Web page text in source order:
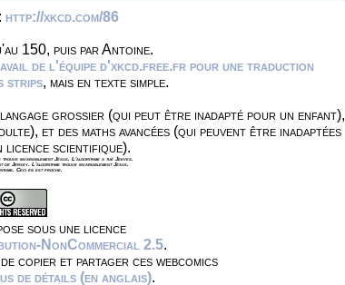
http://xkcd.com/86
150, puis par Antoine.
de l'équipe d'xkcd.free.fr pour une traduction
strips, mais en texte simple.
grossier (qui peut être inadapté pour un enfant),
et des maths avancées (qui peuvent être inadaptées
licence scientifique).
invariablement Jésus. L'algorithme a tué Jeeves.
de Jersey. L'algorithme trouve invariablement Jésus.
Ceci en est proche.
sous une licence
NonCommercial 2.5.
copier et partager ces webcomics
de détails (en anglais).